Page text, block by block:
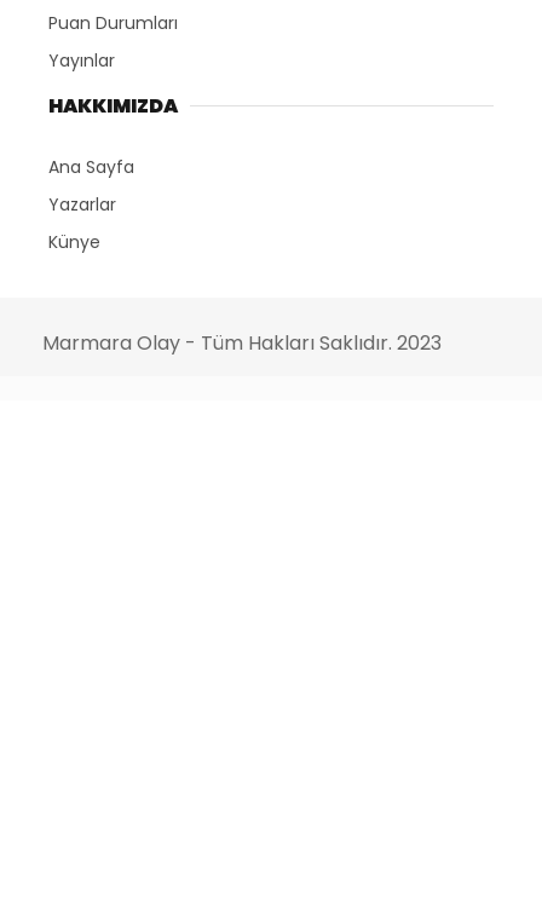
Puan Durumları
Yayınlar
HAKKIMIZDA
Ana Sayfa
Yazarlar
Künye
Marmara Olay - Tüm Hakları Saklıdır. 2023